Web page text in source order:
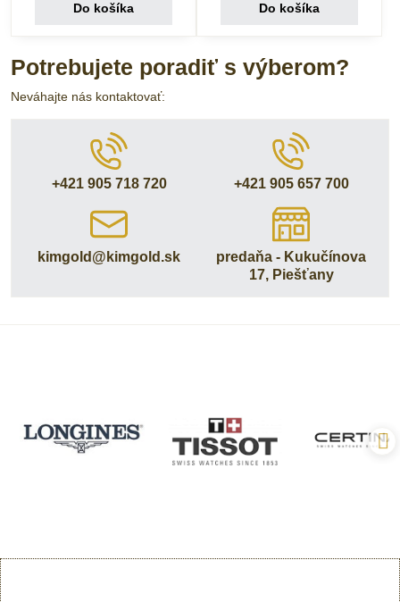
Do košíka Do košíka
Potrebujete poradiť s výberom?
Neváhajte nás kontaktovať:
+421 905 718 720 +421 905 657 700
kimgold​@kimgold​.sk
predaňa - Kukučínova
17, Piešťany